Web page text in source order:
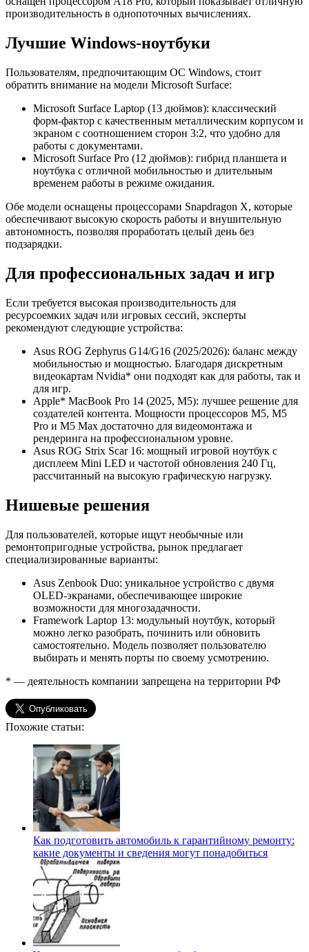
производительность в однопоточных вычислениях.
Лучшие Windows-ноутбуки
Пользователям, предпочитающим ОС Windows, стоит
обратить внимание на модели Microsoft Surface:
Microsoft Surface Laptop (13 дюймов): классический
форм-фактор с качественным металлическим корпусом и
экраном с соотношением сторон 3:2, что удобно для
работы с документами.
Microsoft Surface Pro (12 дюймов): гибрид планшета и
ноутбука с отличной мобильностью и длительным
временем работы в режиме ожидания.
Обе модели оснащены процессорами Snapdragon X, которые
обеспечивают высокую скорость работы и внушительную
автономность, позволяя проработать целый день без
подзарядки.
Для профессиональных задач и игр
Если требуется высокая производительность для
ресурсоемких задач или игровых сессий, эксперты
рекомендуют следующие устройства:
Asus ROG Zephyrus G14/G16 (2025/2026): баланс между
мобильностью и мощностью. Благодаря дискретным
видеокартам Nvidia* они подходят как для работы, так и
для игр.
Apple* MacBook Pro 14 (2025, M5): лучшее решение для
создателей контента. Мощности процессоров M5, M5
Pro и M5 Max достаточно для видеомонтажа и
рендеринга на профессиональном уровне.
Asus ROG Strix Scar 16: мощный игровой ноутбук с
дисплеем Mini LED и частотой обновления 240 Гц,
рассчитанный на высокую графическую нагрузку.
Нишевые решения
Для пользователей, которые ищут необычные или
ремонтопригодные устройства, рынок предлагает
специализированные варианты:
Asus Zenbook Duo: уникальное устройство с двумя
OLED-экранами, обеспечивающее широкие
возможности для многозадачности.
Framework Laptop 13: модульный ноутбук, который
можно легко разобрать, починить или обновить
самостоятельно. Модель позволяет пользователю
выбирать и менять порты по своему усмотрению.
* — деятельность компании запрещена на территории РФ
Похожие статьи:
Как подготовить автомобиль к гарантийному ремонту:
какие документы и сведения могут понадобиться